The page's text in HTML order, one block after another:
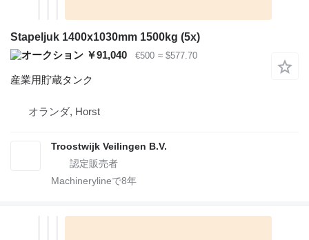
Stapeljuk 1400x1030mm 1500kg (5x)
￥91,040
€500 ≈ $577.70
産業用貯蔵タンク
オランダ, Horst
Troostwijk Veilingen B.V.
Machinerylineで8年